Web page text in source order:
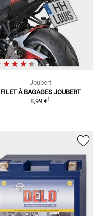
Joubert
FILET À BAGAGES JOUBERT
8,99 €1